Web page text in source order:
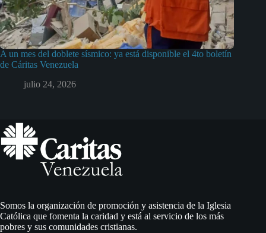
A un mes del doblete sísmico: ya está disponible el 4to boletín
de Cáritas Venezuela
julio 24, 2026
Somos la organización de promoción y asistencia de la Iglesia
Católica que fomenta la caridad y está al servicio de los más
pobres y sus comunidades cristianas.